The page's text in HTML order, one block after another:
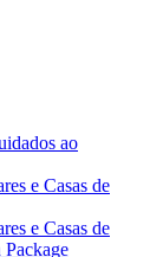
ao
e Casas de
e Casas de